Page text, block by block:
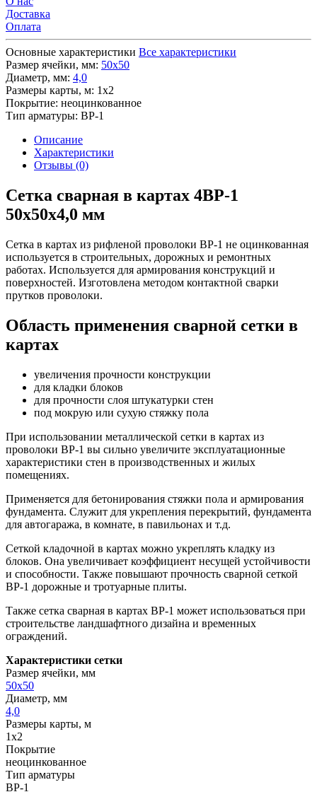
Доставка
Оплата
Основные характеристики Все характеристики
Размер ячейки, мм: 50х50
Диаметр, мм: 4,0
Размеры карты, м: 1х2
Покрытие: неоцинкованное
Тип арматуры: ВР-1
Описание
Характеристики
Отзывы (0)
Сетка сварная в картах 4ВР-1
50х50х4,0 мм
Сетка в картах из рифленой проволоки ВР-1 не оцинкованная
используется в строительных, дорожных и ремонтных
работах. Используется для армирования конструкций и
поверхностей. Изготовлена методом контактной сварки
прутков проволоки.
Область применения сварной сетки в
картах
увеличения прочности конструкции
для кладки блоков
для прочности слоя штукатурки стен
под мокрую или сухую стяжку пола
При использовании металлической сетки в картах из
проволоки ВР-1 вы сильно увеличите эксплуатационные
характеристики стен в производственных и жилых
помещениях.
Применяется для бетонирования стяжки пола и армирования
фундамента. Служит для укрепления перекрытий, фундамента
для автогаража, в комнате, в павильонах и т.д.
Сеткой кладочной в картах можно укреплять кладку из
блоков. Она увеличивает коэффициент несущей устойчивости
и способности. Также повышают прочность сварной сеткой
ВР-1 дорожные и тротуарные плиты.
Также сетка сварная в картах ВР-1 может использоваться при
строительстве ландшафтного дизайна и временных
ограждений.
Характеристики сетки
Размер ячейки, мм
50х50
Диаметр, мм
4,0
Размеры карты, м
1х2
Покрытие
неоцинкованное
Тип арматуры
ВР-1